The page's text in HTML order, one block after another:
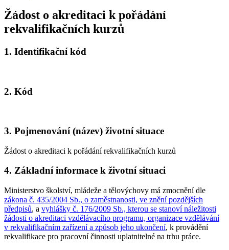
Žádost o akreditaci k pořádání
rekvalifikačních kurzů
1. Identifikační kód
2. Kód
3. Pojmenování (název) životní situace
Žádost o akreditaci k pořádání rekvalifikačních kurzů
4. Základní informace k životní situaci
Ministerstvo školství, mládeže a tělovýchovy má zmocnění dle
zákona č. 435/2004 Sb., o zaměstnanosti, ve znění pozdějších
předpisů, a vyhlášky č. 176/2009 Sb., kterou se stanoví náležitosti
žádosti o akreditaci vzdělávacího programu, organizace vzdělávání
v rekvalifikačním zařízení a způsob jeho ukončení, k provádění
rekvalifikace pro pracovní činnosti uplatnitelné na trhu práce.